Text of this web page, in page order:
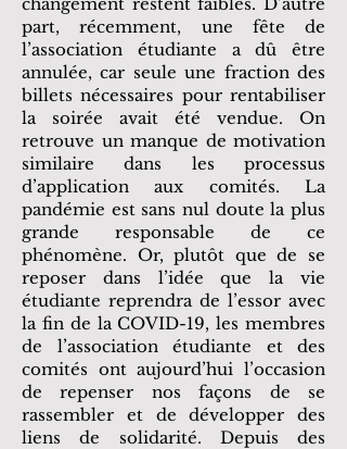
part, récemment, une fête de
l’association étudiante a dû être
annulée, car seule une fraction des
billets nécessaires pour rentabiliser
la soirée avait été vendue. On
retrouve un manque de motivation
similaire dans les processus
d’application aux comités. La
pandémie est sans nul doute la plus
grande responsable de ce
phénomène. Or, plutôt que de se
reposer dans l’idée que la vie
étudiante reprendra de l’essor avec
la fin de la COVID-19, les membres
de l’association étudiante et des
comités ont aujourd’hui l’occasion
de repenser nos façons de se
rassembler et de développer des
liens de solidarité. Depuis des